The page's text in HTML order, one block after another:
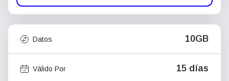
Datos 10GB
Válido Por 15 días